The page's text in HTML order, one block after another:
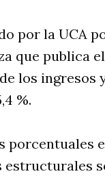
por la UCA
que publica
los
%.
porcentuales
estructurales